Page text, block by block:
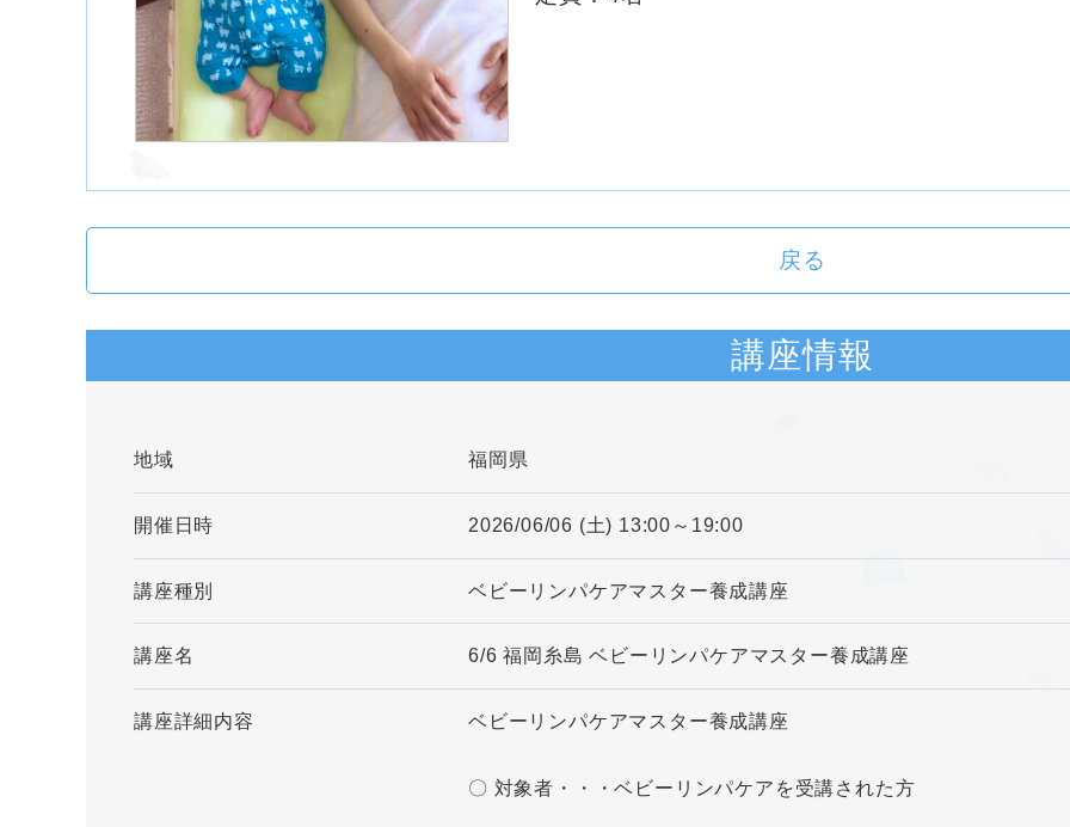
戻る
講座情報
地域 福岡県
開催日時 2026/06/06 (土) 13:00～19:00
講座種別 ベビーリンパケアマスター養成講座
講座名 6/6 福岡糸島 ベビーリンパケアマスター養成講座
講座詳細内容 ベビーリンパケアマスター養成講座
〇 対象者・・・ベビーリンパケアを受講された方